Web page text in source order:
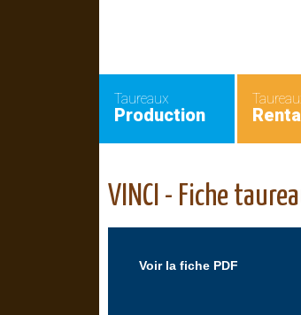
Taureaux
Production
VINCI - Fiche
Voir la fiche PDF